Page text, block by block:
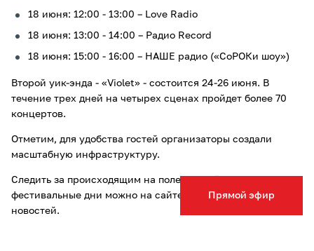
Прямой эфир
18 июня: 12:00 - 13:00 – Love Radio
18 июня: 13:00 - 14:00 – Радио Record
18 июня: 15:00 - 16:00 – НАШЕ радио («СоРОКи шоу»)
Второй уик-энда - «Violet» - состоится 24-26 июня. В
течение трех дней на четырех сценах пройдет более 70
концертов.
Отметим, для удобства гостей организаторы создали
масштабную инфраструктуру.
Следить за происходящим на поле «Дикой мяты» все
фестивальные дни можно на сайте Тульской службы
новостей.